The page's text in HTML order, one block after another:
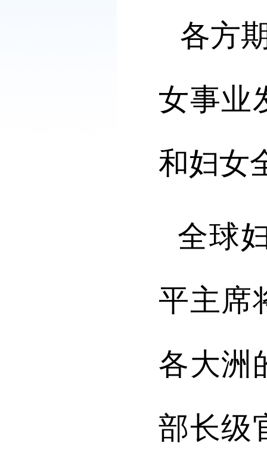
各方
女事业
和妇女
全球
平主席
各大洲
部长级